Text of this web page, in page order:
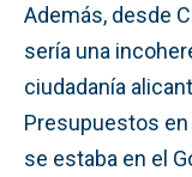
Además, desde
sería una
ciudadanía
Presupuestos
se estaba en el